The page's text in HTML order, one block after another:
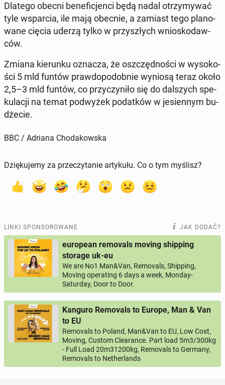
Dlatego ​​o­bec­ni be­ne­fi­cjen­ci będą nadal otrzy­my­wać
tyle wspar­cia, ile mają obecnie, a zamiast tego pla­no­
wa­ne cięcia uderzą tylko w przy­szłych wnio­sko­daw­
ców.
Zmiana kie­run­ku oznacza, że ​​osz­częd­no­ści w wy­so­ko­
ści 5 mld funtów praw­do­po­dob­nie wyniosą teraz około
2,5–3 mld funtów, co przy­czy­ni­ło się do dal­szych spe­
ku­la­cji na temat pod­wy­żek po­dat­ków w je­sien­nym bu­
dże­cie.
BBC / Adriana Chodakowska
Dziękujemy za przeczytanie artykułu. Co o tym myślisz?
LINKI SPONSOROWANE JAK DODAĆ?
european removals moving shipping
storage uk-eu
We are No1 Man&Van, Removals, Shipping,
Moving operating 6 days a week, Monday-
Saturday, Door to Door.
Kanguro Removals to Europe, Man & Van
to EU
Removals to Poland, Man&Van to EU, Low Cost,
Moving, Custom Clearance. Part load 5m3/300kg
- Full Load 20m31200kg, Removals to Germany,
Removals to Netherlands